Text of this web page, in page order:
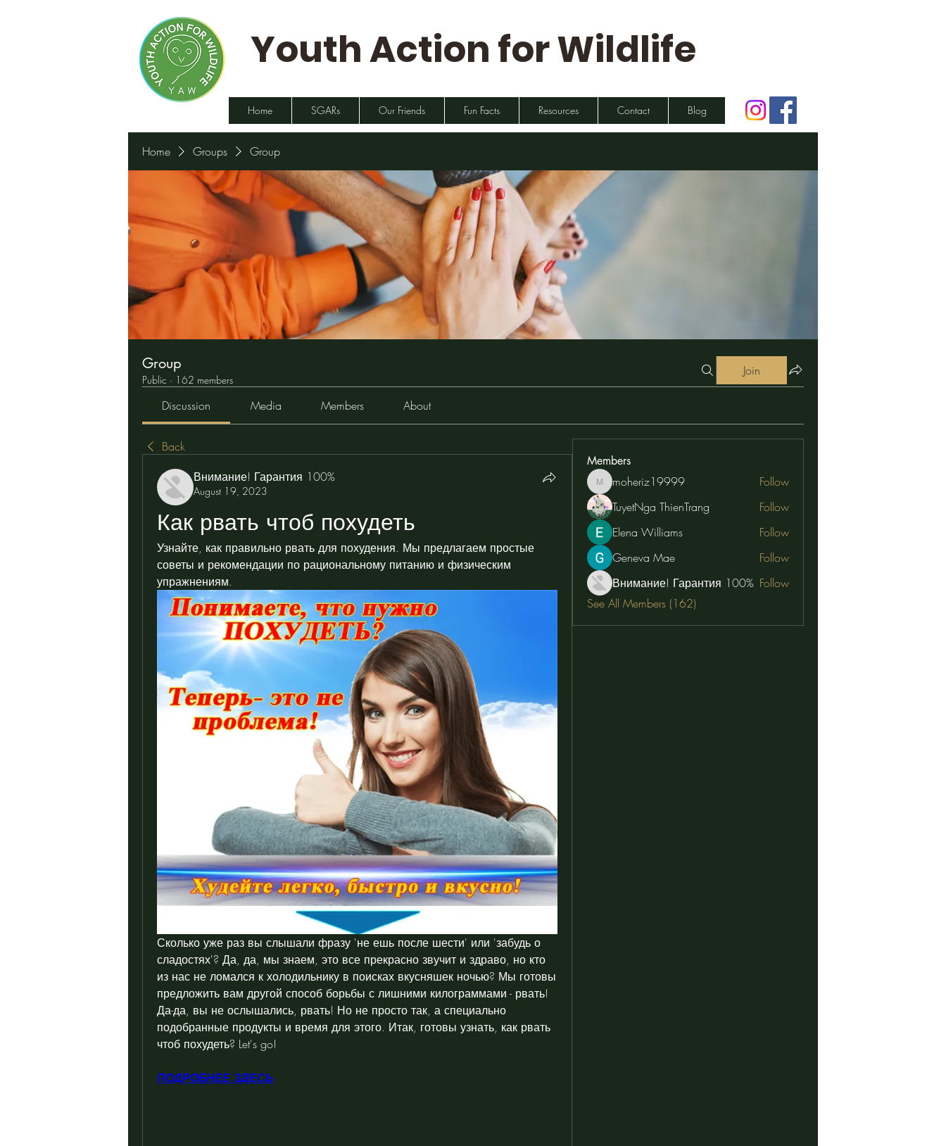
Youth Action for Wildlife
Home SGARs Our Friends Fun Facts Resources Contact Blog
Home Groups Group
Group
Public · 162 members
Join
Discussion Media Members About
Back
Внимание! Гарантия 100%
August 19, 2023
Как рвать чтоб похудеть
Узнайте, как правильно рвать для похудения. Мы предлагаем простые
советы и рекомендации по рациональному питанию и физическим
упражнениям.
Сколько уже раз вы слышали фразу 'не ешь после шести' или 'забудь о
сладостях'? Да, да, мы знаем, это все прекрасно звучит и здраво, но кто
из нас не ломался к холодильнику в поисках вкусняшек ночью? Мы готовы
предложить вам другой способ борьбы с лишними килограммами - рвать!
Да-да, вы не ослышались, рвать! Но не просто так, а специально
подобранные продукты и время для этого. Итак, готовы узнать, как рвать
чтоб похудеть? Let's go!
ПОДРОБНЕЕ ЗДЕСЬ
Members
moheriz19999
moheriz19999
Follow
TuyetNga ThienTrang
Follow
Elena Williams
Follow
Geneva Mae
Follow
Внимание! Гарантия 100% Follow
See All Members (162)